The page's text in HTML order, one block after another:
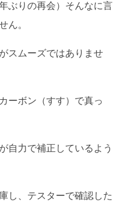
ぶりの再会）そんなに言
ん。
スムーズではありませ
ーボン（すす）で真っ
自力で補正しているよう
し、テスターで確認した